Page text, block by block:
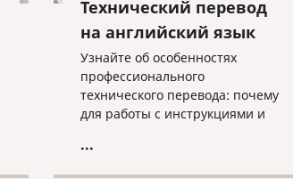
Технический перевод
на английский язык
Узнайте об особенностях
профессионального
технического перевода: почему
для работы с инструкциями и
просто лингвистом, как избежать
...